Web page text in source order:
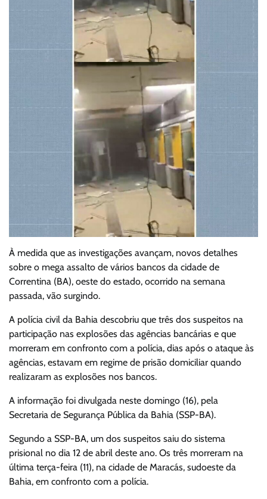
À medida que as investigações avançam, novos detalhes
sobre o mega assalto de vários bancos da cidade de
Correntina (BA), oeste do estado, ocorrido na semana
passada, vão surgindo.
A polícia civil da Bahia descobriu que três dos suspeitos na
participação nas explosões das agências bancárias e que
morreram em confronto com a polícia, dias após o ataque às
agências, estavam em regime de prisão domiciliar quando
realizaram as explosões nos bancos.
A informação foi divulgada neste domingo (16), pela
Secretaria de Segurança Pública da Bahia (SSP-BA).
Segundo a SSP-BA, um dos suspeitos saiu do sistema
prisional no dia 12 de abril deste ano. Os três morreram na
última terça-feira (11), na cidade de Maracás, sudoeste da
Bahia, em confronto com a polícia.